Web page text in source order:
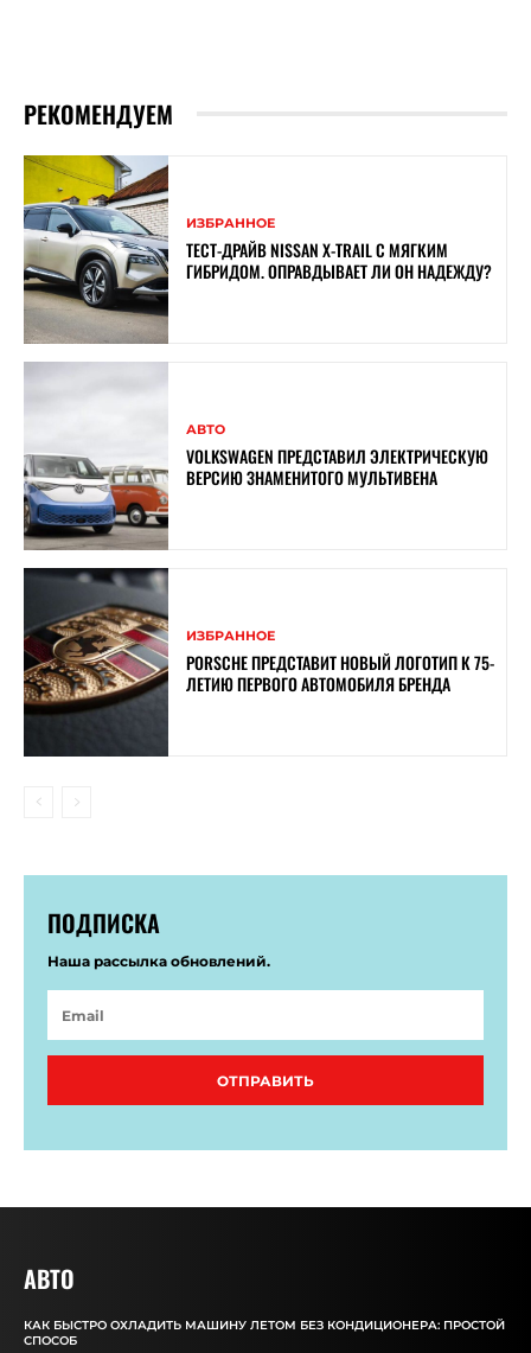
РЕКОМЕНДУЕМ
ИЗБРАННОЕ
ТЕСТ-ДРАЙВ NISSAN X-TRAIL С МЯГКИМ
ГИБРИДОМ. ОПРАВДЫВАЕТ ЛИ ОН НАДЕЖДУ?
АВТО
VOLKSWAGEN ПРЕДСТАВИЛ ЭЛЕКТРИЧЕСКУЮ
ВЕРСИЮ ЗНАМЕНИТОГО МУЛЬТИВЕНА
ИЗБРАННОЕ
PORSCHE ПРЕДСТАВИТ НОВЫЙ ЛОГОТИП К 75-
ЛЕТИЮ ПЕРВОГО АВТОМОБИЛЯ БРЕНДА
ПОДПИСКА
Наша рассылка обновлений.
ОТПРАВИТЬ
АВТО
КАК БЫСТРО ОХЛАДИТЬ МАШИНУ ЛЕТОМ БЕЗ КОНДИЦИОНЕРА: ПРОСТОЙ
СПОСОБ